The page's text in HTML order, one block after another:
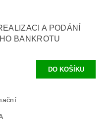
A PODÁNÍ
BANKROTU